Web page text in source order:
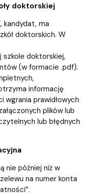
doktorskiej
kandydat, ma
doktorskich. W
szkole doktorskiej,
(w formacie .pdf).
informację
wgrania prawidłowych
plików lub
lub błędnych
nie później niż w
na numer konta